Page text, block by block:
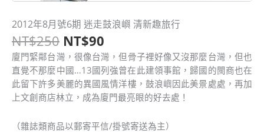
2012年8月號6期 迷走鼓浪嶼 清新趣旅行
NT$250
原
始
價
格：
NT$250。
NT$90
目
價
格：
NT$90。
廈門緊鄰台灣，很像台灣，但骨子裡好像又沒那麼台灣，但也
直覺不那麼中國…13國列強曾在此建領事館，歸國的閩商也在
此留下許多美麗的異國風情洋樓，鼓浪嶼因此美景處處，再加
上文創商店林立，成為廈門最亮眼的好去處！
（雜誌類商品以郵寄平信/掛號寄送為主）
2012
年
8
月
號
6
迷
走